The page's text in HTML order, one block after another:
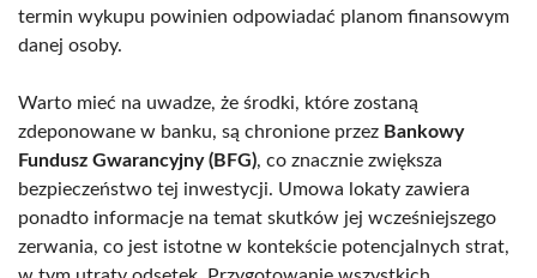
termin wykupu powinien odpowiadać planom finansowym
danej osoby.
Warto mieć na uwadze, że środki, które zostaną
zdeponowane w banku, są chronione przez Bankowy
Fundusz Gwarancyjny (BFG), co znacznie zwiększa
bezpieczeństwo tej inwestycji. Umowa lokaty zawiera
ponadto informacje na temat skutków jej wcześniejszego
zerwania, co jest istotne w kontekście potencjalnych strat,